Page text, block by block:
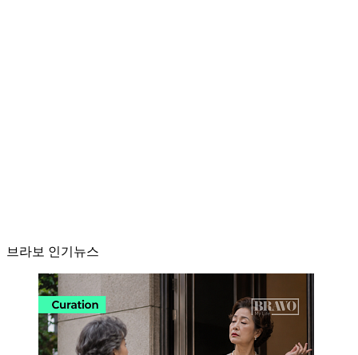
브라보 인기뉴스